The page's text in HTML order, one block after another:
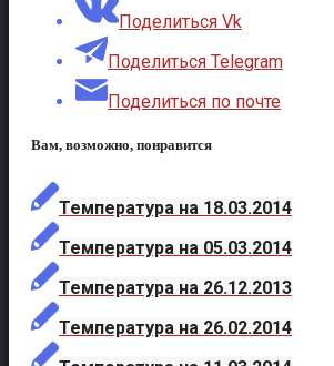
Поделиться Vk
Поделиться Telegram
Поделиться по почте
Вам, возможно, понравится
Температура на 18.03.2014
Температура на 05.03.2014
Температура на 26.12.2013
Температура на 26.02.2014